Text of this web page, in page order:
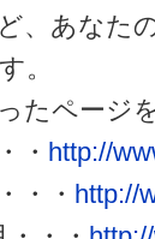
、あなた
。
たページ
・ http://
・・ http://